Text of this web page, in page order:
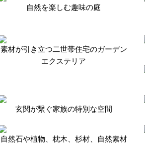
自然を楽しむ趣味の庭
素材が引き立つ二世帯住宅のガーデン
エクステリア
玄関が繋ぐ家族の特別な空間
自然石や植物、枕木、杉材、自然素材